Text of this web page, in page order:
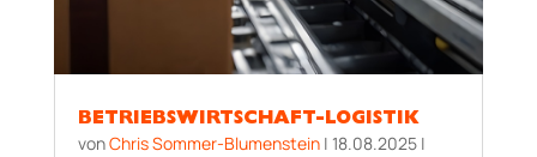
BETRIEBSWIRTSCHAFT-LOGISTIK
vonChris Sommer-Blumenstein| 18.08.2025|